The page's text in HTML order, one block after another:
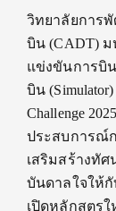
วิทยาลัยการ
บิน (CADT)
แข่งขันการบิน
บิน
Challenge
ประสบการณ์
เสริมสร้างทั
บันดาลใจให้
เปิดหลักสูตร